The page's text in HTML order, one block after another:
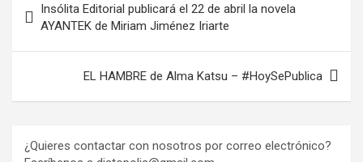
de
entradas
Insólita Editorial publicará el 22 de abril la novela
AYANTEK de Miriam Jiménez Iriarte
EL HAMBRE de Alma Katsu – #HoySePublica
¿Quieres contactar con nosotros por correo electrónico?